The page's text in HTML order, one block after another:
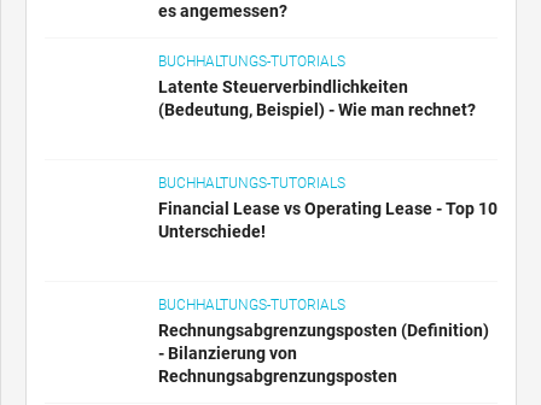
es angemessen?
BUCHHALTUNGS-TUTORIALS
Latente Steuerverbindlichkeiten
(Bedeutung, Beispiel) - Wie man rechnet?
BUCHHALTUNGS-TUTORIALS
Financial Lease vs Operating Lease - Top 10
Unterschiede!
BUCHHALTUNGS-TUTORIALS
Rechnungsabgrenzungsposten (Definition)
- Bilanzierung von
Rechnungsabgrenzungsposten